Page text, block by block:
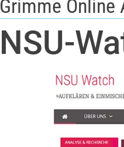
Grimme Online
NSU-